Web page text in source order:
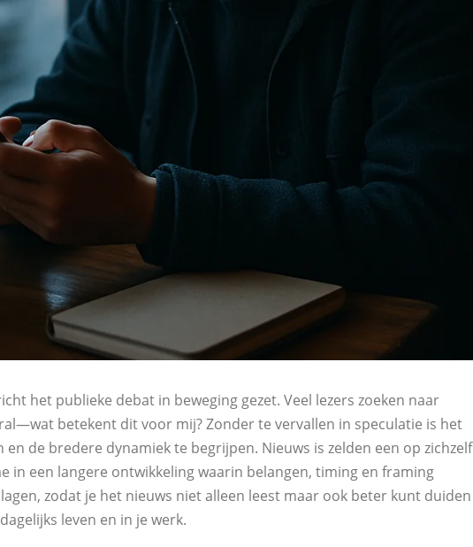
het publieke debat in beweging gezet. Veel lezers zoeken naar
betekent dit voor mij? Zonder te vervallen in speculatie is het
de bredere dynamiek te begrijpen. Nieuws is zelden een op zichzelf
in een langere ontwikkeling waarin belangen, timing en framing
zodat je het nieuws niet alleen leest maar ook beter kunt duiden
leven en in je werk.